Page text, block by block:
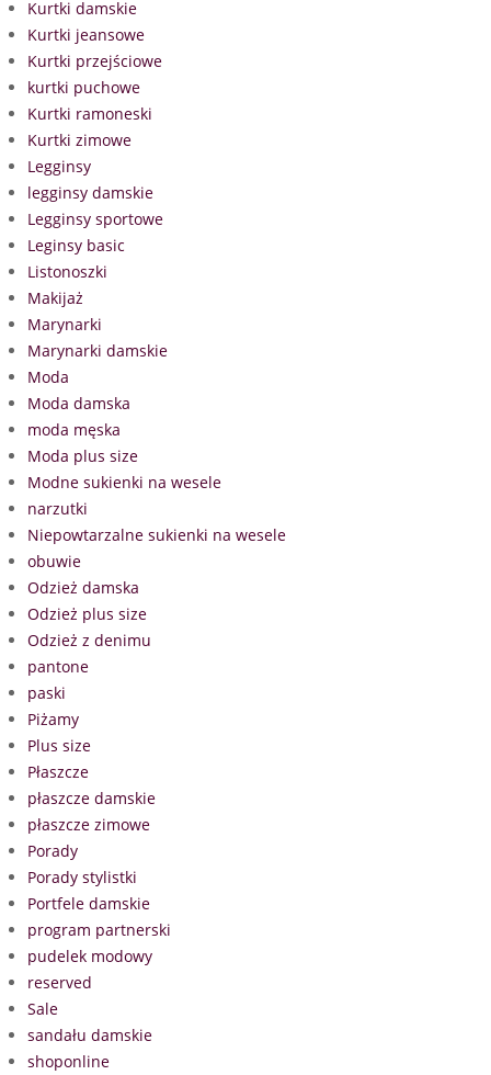
Kurtki damskie
Kurtki jeansowe
Kurtki przejściowe
kurtki puchowe
Kurtki ramoneski
Kurtki zimowe
Legginsy
legginsy damskie
Legginsy sportowe
Leginsy basic
Listonoszki
Makijaż
Marynarki
Marynarki damskie
Moda
Moda damska
moda męska
Moda plus size
Modne sukienki na wesele
narzutki
Niepowtarzalne sukienki na wesele
obuwie
Odzież damska
Odzież plus size
Odzież z denimu
pantone
paski
Piżamy
Plus size
Płaszcze
płaszcze damskie
płaszcze zimowe
Porady
Porady stylistki
Portfele damskie
program partnerski
pudelek modowy
reserved
Sale
sandału damskie
shoponline